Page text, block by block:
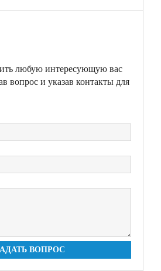
любую интересующую вас
вопрос и указав контакты для
ВОПРОС